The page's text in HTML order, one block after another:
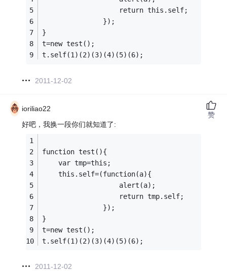
                   return this.self;
               });
}
t=new test();
t.self(1)(2)(3)(4)(5)(6);
2011-12-02
ioriliao22
好吧，我换一段你们就知道了:
function test(){
    var tmp=this;
    this.self=(function(a){
                   alert(a);
                   return tmp.self;
               });
}
t=new test();
t.self(1)(2)(3)(4)(5)(6);
2011-12-02
赞